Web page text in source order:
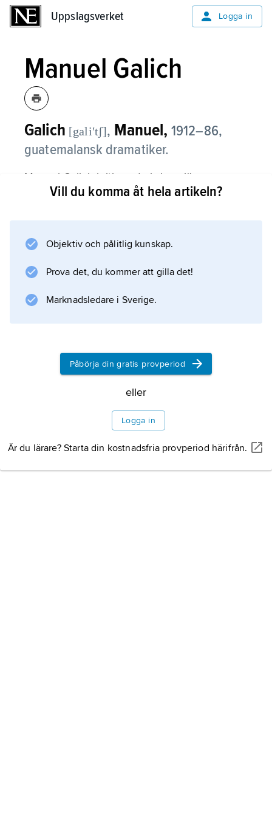
Uppslagsverket Logga in
Manuel Galich
Galich [galiʹtʃ], Manuel, 1912–86,
guatemalansk dramatiker.
Manuel Galich kritiserade i sina pjäser
korruption, sociala missförhållanden och
(’Smutsen’, 1953) och
(’Det gula tåget’, 1954) eller i historisk
förklädnad som i
El pescado indigesto
Vill du komma åt hela artikeln?
Objektiv och pålitlig kunskap.
Prova det, du kommer att gilla det!
Marknadsledare i Sverige.
Påbörja din gratis provperiod
eller
Logga in
Är du lärare? Starta din kostnadsfria provperiod härifrån.